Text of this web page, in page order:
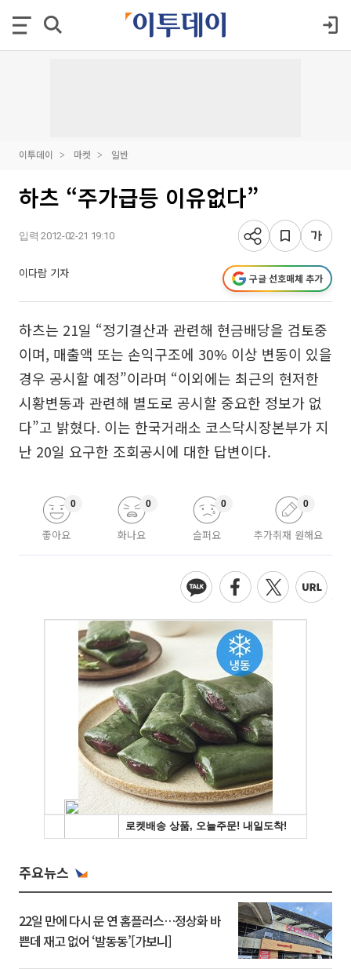
이투데이 마켓 일반
하츠 “주가급등 이유없다”
입력 2012-02-21 19:10
이다람 기자 구글 선호매체 추가
하츠는 21일 “정기결산과 관련해 현금배당을 검토중
이며, 매출액 또는 손익구조에 30% 이상 변동이 있을
경우 공시할 예정”이라며 “이외에는 최근의 현저한
시황변동과 관련해 별도로 공시할 중요한 정보가 없
다”고 밝혔다. 이는 한국거래소 코스닥시장본부가 지
난 20일 요구한 조회공시에 대한 답변이다.
좋아요
0
화나요
0
슬퍼요
0
추가취재 원해요
0
주요뉴스
22일 만에 다시 문 연 홈플러스…정상화 바
쁜데 재고 없어 ‘발동동’[가보니]